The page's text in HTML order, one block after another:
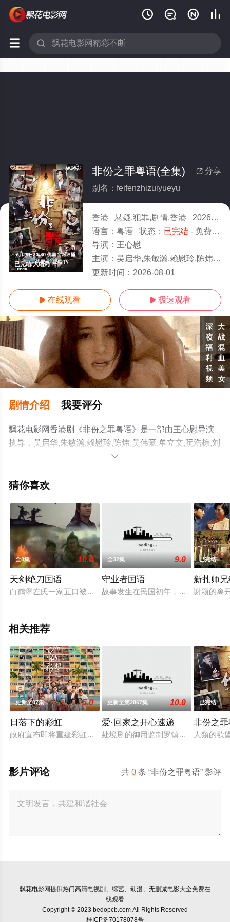
   
 
已完结/大结局
 分享
非份之罪粤语(全集)
别名：feifenzhizuiyueyu
香港 悬疑,犯罪,剧情,香港 2026
6.0
语言： 粤语 状态： 已完结- 免费在线观看
导演： 王心慰
主演： 吴启华,朱敏瀚,赖慰玲,陈炜,吴伟豪,单立文,阮浩棕,刘佩玥,徐荣,何沛珈,贝安琪,戴祖仪,游嘉欣,江嘉敏,韦家雄
更新时间： 2026-08-01
 在线观看  极速观看
剧情介绍 我要评分
飘花电影网香港剧《非份之罪粤语》是一部由王心慰导演
执导，吴启华,朱敏瀚,赖慰玲,陈炜,吴伟豪,单立文,阮浩棕,刘
佩玥,徐荣,何沛珈,贝安琪,戴祖仪,游嘉欣,江嘉敏,韦家雄,郑
苏韵姿,吴沚默,叶靖仪,唐嘉麟,张翼东,胡敏芝,区霭等演员精
机免费观看高清未删减完整版电视剧全集就上飘花影院，
更多相关信息可移步至豆瓣电视剧、电视猫或剧情网等平
台了解。

猜你喜欢
全8集 10.0
天剑绝刀国语
白鹤堡左氏一家五口被十八门派追杀，逃到生死桥前，左氏夫
全32集 9.0
守业者国语
故事发生在民国初年，潘家世代经营
已完结
新扎师
谢颖的离
相关推荐
更新至07集 5.0
日落下的彩虹
政府宣布即将重建彩虹邨──这条超过60年的名牌屋邨，满载香
更新至第2867集 10.0
爱·回家之开心速递
处境剧的御用监制罗镇岳开拍的处境
已完结
非份之
人類的欲
共0 条 “非份之罪粤语” 影评
影片评论
飘花电影网提供热门高清电视剧、综艺、动漫、无删减电影大全免费在
线观看
Copyright © 2023 bedopcb.com All Rights Reserved
桂ICP备70178078号